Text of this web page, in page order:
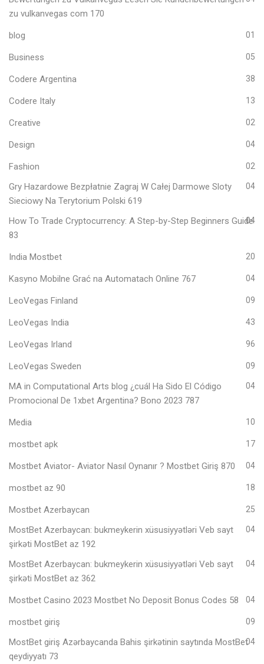
zu vulkanvegas com 170
blog 01
Business 05
Codere Argentina 38
Codere Italy 13
Creative 02
Design 04
Fashion 02
Gry Hazardowe Bezpłatnie Zagraj W Całej Darmowe Sloty
Sieciowy Na Terytorium Polski 619
04
How To Trade Cryptocurrency: A Step-by-Step Beginners Guide
83
04
India Mostbet 20
Kasyno Mobilne Grać na Automatach Online 767 04
LeoVegas Finland 09
LeoVegas India 43
LeoVegas Irland 96
LeoVegas Sweden 09
MA in Computational Arts blog ¿cuál Ha Sido El Código
Promocional De 1xbet Argentina? Bono 2023 787
04
Media 10
mostbet apk 17
Mostbet Aviator- Aviator Nasıl Oynanır ? Mostbet Giriş 870 04
mostbet az 90 18
Mostbet Azerbaycan 25
MostBet Azerbaycan: bukmeykerin xüsusiyyətləri Veb sayt
şirkəti MostBet az 192
04
MostBet Azerbaycan: bukmeykerin xüsusiyyətləri Veb sayt
şirkəti MostBet az 362
04
Mostbet Casino 2023 Mostbet No Deposit Bonus Codes 58 04
mostbet giriş 09
MostBet giriş Azərbaycanda Bahis şirkətinin saytında MostBet
qeydiyyatı 73
04